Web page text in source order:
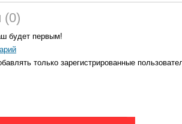
(0)
будет первым!
только зарегистрированные